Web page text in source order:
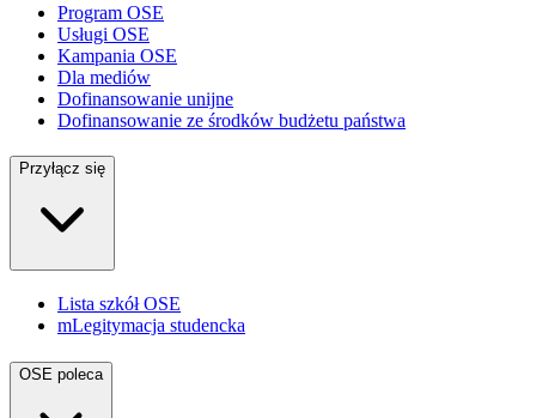
Program OSE
Usługi OSE
Kampania OSE
Dla mediów
Dofinansowanie unijne
Dofinansowanie ze środków budżetu państwa
Przyłącz się
Lista szkół OSE
mLegitymacja studencka
OSE poleca